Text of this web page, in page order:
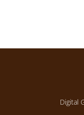
Digital